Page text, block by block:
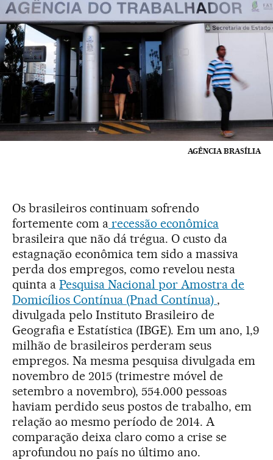
AGÊNCIA BRASÍLIA
Os brasileiros continuam sofrendo
fortemente com a recessão econômica
brasileira que não dá trégua. O custo da
estagnação econômica tem sido a massiva
perda dos empregos, como revelou nesta
quinta a Pesquisa Nacional por Amostra de
Domicílios Contínua (Pnad Contínua) ,
divulgada pelo Instituto Brasileiro de
Geografia e Estatística (IBGE). Em um ano, 1,9
milhão de brasileiros perderam seus
empregos. Na mesma pesquisa divulgada em
novembro de 2015 (trimestre móvel de
setembro a novembro), 554.000 pessoas
haviam perdido seus postos de trabalho, em
relação ao mesmo período de 2014. A
comparação deixa claro como a crise se
aprofundou no país no último ano.